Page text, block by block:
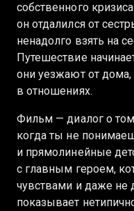
собственного
он отдалился от
ненадолго взять на
Путешествие
они уезжают от
в отношениях.
Фильм — диалог о
когда ты не
и прямолинейные
с главным героем,
чувствами и даже не
показывает